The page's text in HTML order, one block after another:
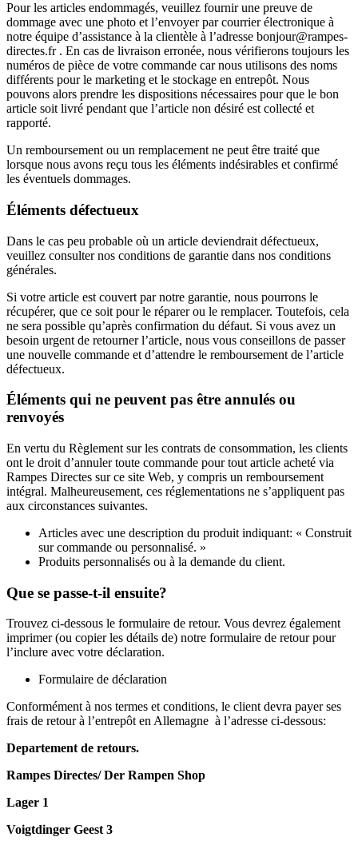
Pour les articles endommagés, veuillez fournir une preuve de
dommage avec une photo et l’envoyer par courrier électronique à
notre équipe d’assistance à la clientèle à l’adresse bonjour@rampes-
directes.fr . En cas de livraison erronée, nous vérifierons toujours les
numéros de pièce de votre commande car nous utilisons des noms
différents pour le marketing et le stockage en entrepôt. Nous
pouvons alors prendre les dispositions nécessaires pour que le bon
article soit livré pendant que l’article non désiré est collecté et
rapporté.
Un remboursement ou un remplacement ne peut être traité que
lorsque nous avons reçu tous les éléments indésirables et confirmé
les éventuels dommages.
Éléments défectueux
Dans le cas peu probable où un article deviendrait défectueux,
veuillez consulter nos conditions de garantie dans nos conditions
générales.
Si votre article est couvert par notre garantie, nous pourrons le
récupérer, que ce soit pour le réparer ou le remplacer. Toutefois, cela
ne sera possible qu’après confirmation du défaut. Si vous avez un
besoin urgent de retourner l’article, nous vous conseillons de passer
une nouvelle commande et d’attendre le remboursement de l’article
défectueux.
Éléments qui ne peuvent pas être annulés ou
renvoyés
En vertu du Règlement sur les contrats de consommation, les clients
ont le droit d’annuler toute commande pour tout article acheté via
Rampes Directes sur ce site Web, y compris un remboursement
intégral. Malheureusement, ces réglementations ne s’appliquent pas
aux circonstances suivantes.
Articles avec une description du produit indiquant: « Construit
sur commande ou personnalisé. »
Produits personnalisés ou à la demande du client.
Que se passe-t-il ensuite?
Trouvez ci-dessous le formulaire de retour. Vous devrez également
imprimer (ou copier les détails de) notre formulaire de retour pour
l’inclure avec votre déclaration.
Formulaire de déclaration
Conformément à nos termes et conditions, le client devra payer ses
frais de retour à l’entrepôt en Allemagne à l’adresse ci-dessous:
Departement de retours.
Rampes Directes/ Der Rampen Shop
Lager 1
Voigtdinger Geest 3